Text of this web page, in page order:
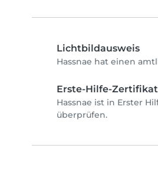
Lichtbildausweis
Hassnae hat einen
Erste-Hilfe-Zertifikat
Hassnae ist in Erster
überprüfen.